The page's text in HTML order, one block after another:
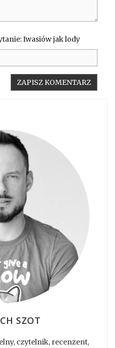
Iwasiów jak lody
SZOT
czytelnik, recenzent,